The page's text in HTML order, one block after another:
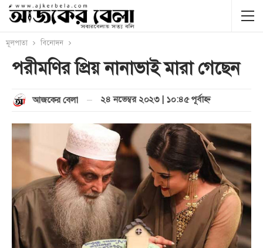
মূলপাতা বিনোদন
পরীমণির প্রিয় নানাভাই মারা গেছেন
আজকের বেলা ২৪ নভেম্বর ২০২৩ | ১০:৪৫ পূর্বাহ্ণ